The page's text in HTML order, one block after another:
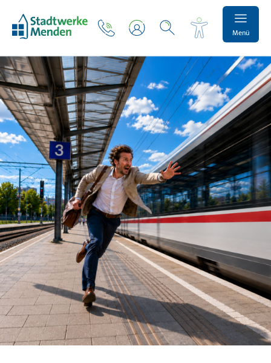
Menü
Schrift vergrößern
Schrift verkleinern
Wortabstand vergrößern
Wortabstand verkleinern
Zeilenabstand vergrößern
Zeilenabstand verkleinern
Graustufen
Großer Mauszeiger